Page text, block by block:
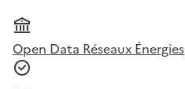
Open Data Réseaux Énergies